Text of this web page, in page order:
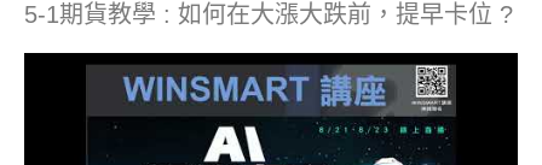
5-1期貨教學 : 如何在大漲大跌前，提早卡位 ?